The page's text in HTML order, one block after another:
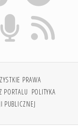
PRAWA
PORTALU POLITYKA
PUBLICZNEJ